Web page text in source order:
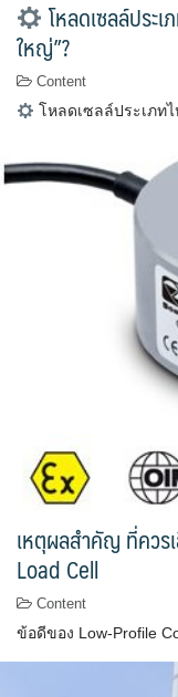
โหลดเซลล์ประ
ใหญ่”?
Content
โหลดเซลล์ประเภท
เหตุผลสำคัญ ที่คว
Load Cell
Content
ข้อดีของ Low-Profile